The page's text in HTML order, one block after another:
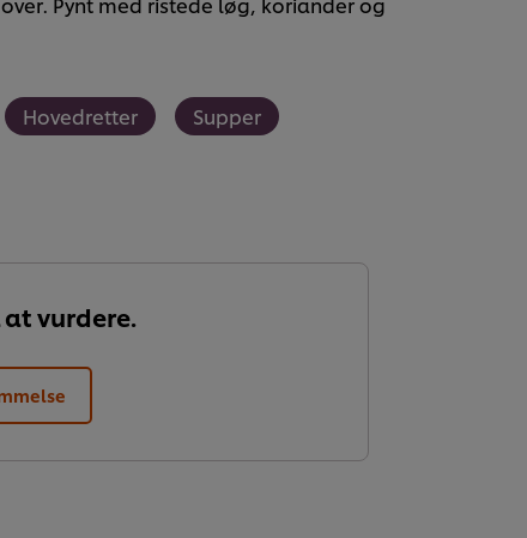
Hovedretter Supper
vurdere.